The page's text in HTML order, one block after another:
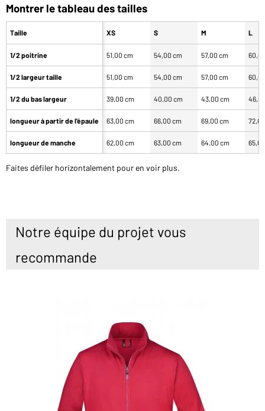
Montrer le tableau des tailles
Taille
1/2 poitrine
1/2 largeur taille
1/2 du bas largeur
longueur à partir de l'épaule
longueur de manche
XS S M L
51,00 cm 54,00 cm 57,00 cm
51,00 cm 54,00 cm 57,00 cm
39,00 cm 40,00 cm 43,00 cm
63,00 cm 66,00 cm 69,00 cm
62,00 cm 63,00 cm 64,00 cm
Faites défiler horizontalement pour en voir plus.
Notre équipe du projet vous
recommande